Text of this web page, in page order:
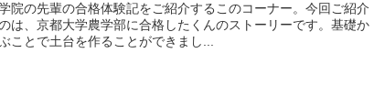
院の先輩の合格体験記をご紹介するこのコーナー。今回ご紹介
は、京都大学農学部に合格したくんのストーリーです。基礎か
ことで土台を作ることができまし...